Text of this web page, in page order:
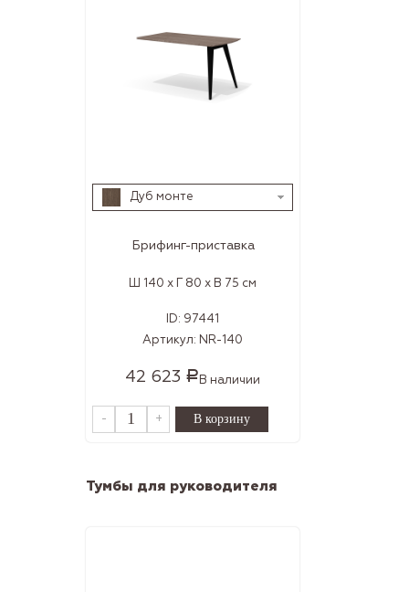
Дуб монте
Брифинг-приставка
Ш 140 x Г 80 x В 75 см
ID: 97441
Артикул: NR-140
42 623 РВ наличии
- +
Тумбы для руководителя